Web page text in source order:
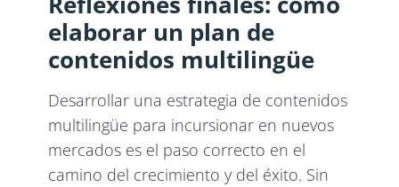
elaborar un plan de
contenidos multilingüe
Desarrollar una estrategia de contenidos
multilingüe para incursionar en nuevos
mercados es el paso correcto en el
camino del crecimiento y del éxito. Sin